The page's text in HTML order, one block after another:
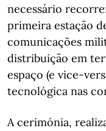
necessário
primeira estação
comunicações
distribuição em
espaço (e vice-
tecnológica nas
A cerimónia,